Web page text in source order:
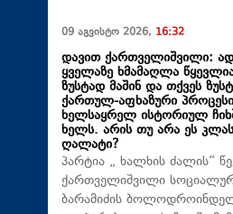
09 აგვისტო 2026, 16:32
დავით ქართველიშვილი:
ყველაზე ხმამაღლა
ზუსტად მაშინ და თქვეს
ქართულ-აფხაზური
ხელსაყრელ ისტორიულ
ხელს. არის თუ არა ეს
ღალატი?
პარტია „ ხალხის ძალის“
ქართველიშვილი სოციალურ
ბარამიძის